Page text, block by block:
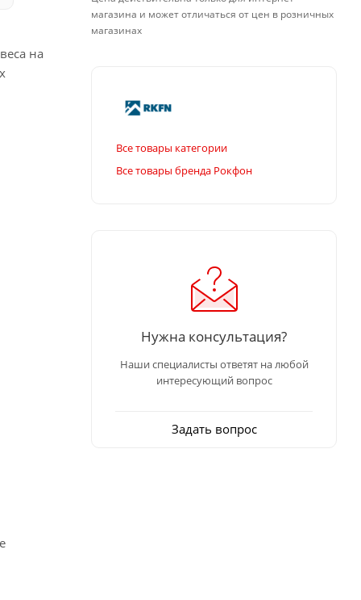
на
магазина и может отличаться от цен в розничных
магазинах
Все товары категории
Все товары бренда Рокфон
Нужна консультация?
Наши специалисты ответят на любой
интересующий вопрос
Задать вопрос